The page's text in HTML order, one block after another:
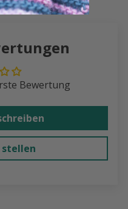
Bewertung
stellen